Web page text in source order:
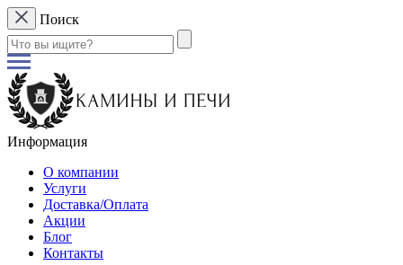
Поиск
Информация
О компании
Услуги
Доставка/Оплата
Акции
Блог
Контакты